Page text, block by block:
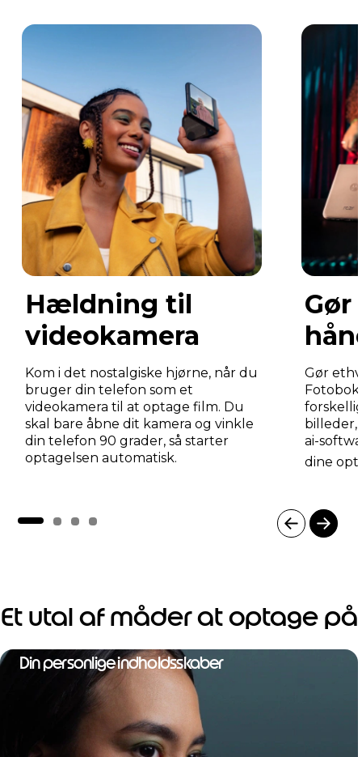
Hældning til
videokamera
Kom i det nostalgiske hjørne, når du
bruger din telefon som et
videokamera til at optage film. Du
skal bare åbne dit kamera og vinkle
din telefon 90 grader, så starter
optagelsen automatisk.
Gør
billeder,
ai-
dine
1
o
4
Et utal af måder at optage på
Din personlige indholdsskaber